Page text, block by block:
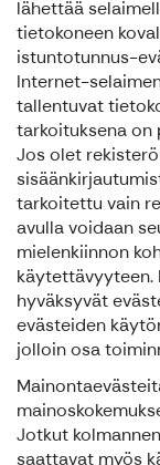
lähettää
tietokoneen
istuntotunnus-
Internet-
tallentuvat
tarkoituksena on
Jos olet
tarkoitettu vain
avulla voidaan
mielenkiinnon
hyväksyvät
evästeiden
jolloin osa
Jotkut
saattavat myös